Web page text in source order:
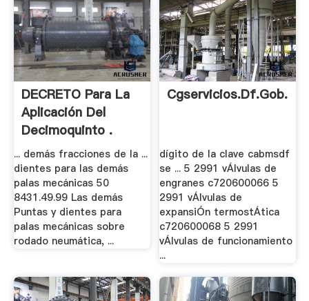
DECRETO Para La
Aplicación Del
Decimoquinto .
... demás fracciones de la ...
dientes para las demás
palas mecánicas 50
8431.49.99 Las demás
Puntas y dientes para
palas mecánicas sobre
rodado neumática, ...
Cgservicios.df.gob.mx
dígito de la clave cabmsdf
se ... 5 2991 vÁlvulas de
engranes c720600066 5
2991 vÁlvulas de
expansiÓn termostÁtica
c720600068 5 2991
vÁlvulas de funcionamiento
...